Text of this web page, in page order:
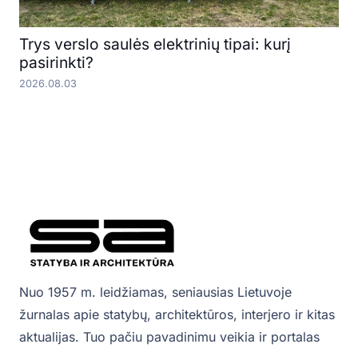
Trys verslo saulės elektrinių tipai: kurį
pasirinkti?
2026.08.03
Nuo 1957 m. leidžiamas, seniausias Lietuvoje
žurnalas apie statybų, architektūros, interjero ir kitas
aktualijas. Tuo pačiu pavadinimu veikia ir portalas